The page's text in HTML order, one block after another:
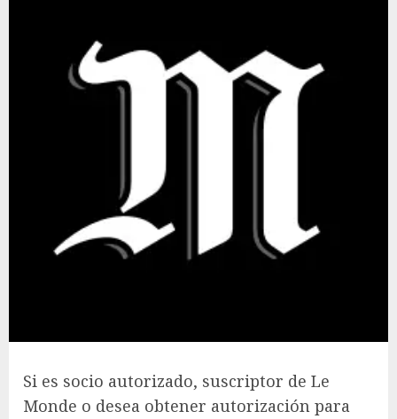
Si es socio autorizado, suscriptor de Le
Monde o desea obtener autorización para